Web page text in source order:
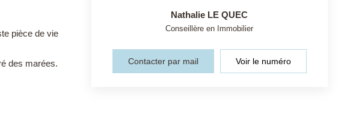
pièce de vie
des marées.
Nathalie LE QUEC
Conseillère en Immobilier
Contacter par mail Voir le numéro